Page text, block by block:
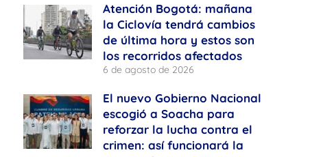
Atención Bogotá: mañana
la Ciclovía tendrá cambios
de última hora y estos son
los recorridos afectados
6 de agosto de 2026
El nuevo Gobierno Nacional
escogió a Soacha para
reforzar la lucha contra el
crimen: así funcionará la